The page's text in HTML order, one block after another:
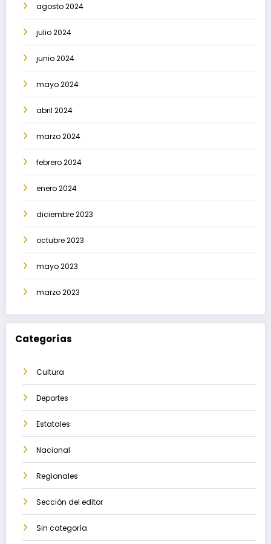
agosto 2024
julio 2024
junio 2024
mayo 2024
abril 2024
marzo 2024
febrero 2024
enero 2024
diciembre 2023
octubre 2023
mayo 2023
marzo 2023
Categorías
Cultura
Deportes
Estatales
Nacional
Regionales
Sección del editor
Sin categoría